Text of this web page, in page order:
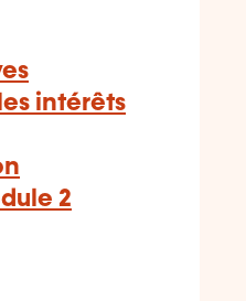
intérêts
2